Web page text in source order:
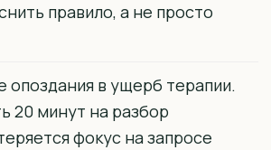
правило, а не просто
опоздания в ущерб терапии.
20 минут на разбор
фокус на запросе